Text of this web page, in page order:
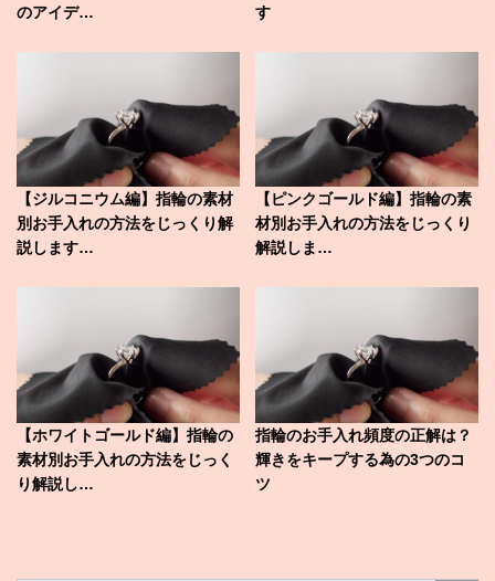
のアイデ…
す
【ジルコニウム編】指輪の素材
別お手入れの方法をじっくり解
説します…
【ピンクゴールド編】指輪の素
材別お手入れの方法をじっくり
解説しま…
【ホワイトゴールド編】指輪の
素材別お手入れの方法をじっく
り解説し…
指輪のお手入れ頻度の正解は？
輝きをキープする為の3つのコ
ツ